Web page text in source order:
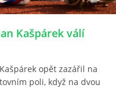
Kašpárek válí
opět zazářil na
poli, když na dvou